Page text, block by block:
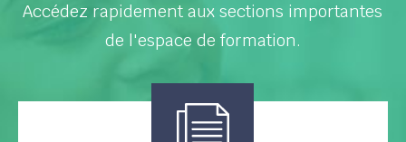
Accédez rapidement aux sections importantes
de l'espace de formation.